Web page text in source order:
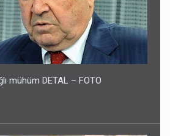
mühüm DETAL – FOTO